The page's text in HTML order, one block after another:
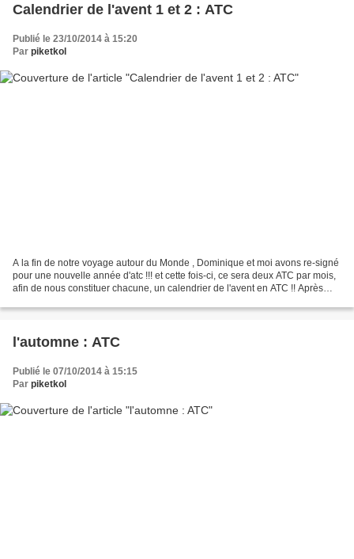
Calendrier de l'avent 1 et 2 : ATC
Publié le 23/10/2014 à 15:20
Par piketkol
A la fin de notre voyage autour du Monde , Dominique et moi avons re-signé
pour une nouvelle année d'atc !!! et cette fois-ci, ce sera deux ATC par mois,
afin de nous constituer chacune, un calendrier de l'avent en ATC !! Après
l'automne : ATC
Publié le 07/10/2014 à 15:15
Par piketkol